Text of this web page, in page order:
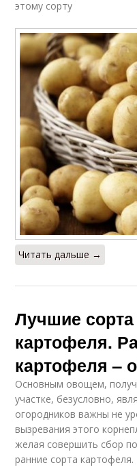
этому сорту
Читать дальше →
Лучшие
картофеля.
картофеля –
Основным овощем,
участке, безусловно,
огородников важны не
вызревания этого
желая совершить сбор
ранние сорта картофеля.